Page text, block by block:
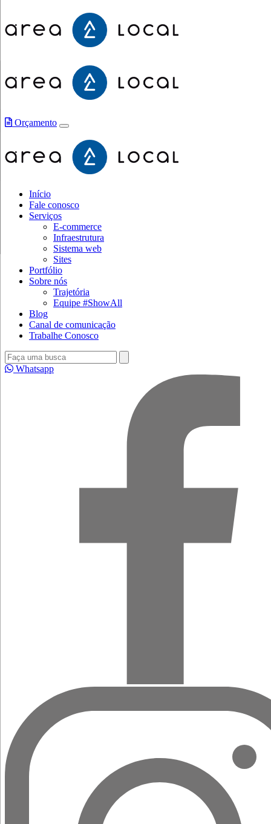
Orçamento
Início
Fale conosco
Serviços
E-commerce
Infraestrutura
Sistema web
Sites
Portfólio
Sobre nós
Trajetória
Equipe #ShowAll
Blog
Canal de comunicação
Trabalhe Conosco
Whatsapp